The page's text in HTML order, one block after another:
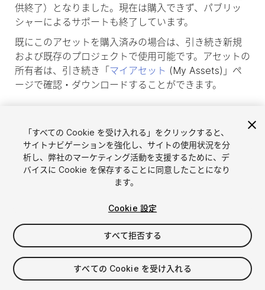
供終了）となりました。現在は購入できず、パブリッ
シャーによるサポートも終了しています。
既にこのアセットを購入済みの場合は、引き続き新規
および既存のプロジェクトで使用可能です。アセットの
所有者は、引き続き「 マイアセット (My Assets)」ペ
ージで確認・ダウンロードすることができます。
言語選択
简体中文
Unityアセットを販売
販売審査ガイドライン
「すべての Cookie を受け入れる」をクリックすると、
サイトナビゲーションを強化し、サイトの使用状況を分
析し、弊社のマーケティング活動を支援するために、デ
バイスに Cookie を保存することに同意したことになり
ます。
Cookie 設定
すべて拒否する
すべての Cookie を受け入れる